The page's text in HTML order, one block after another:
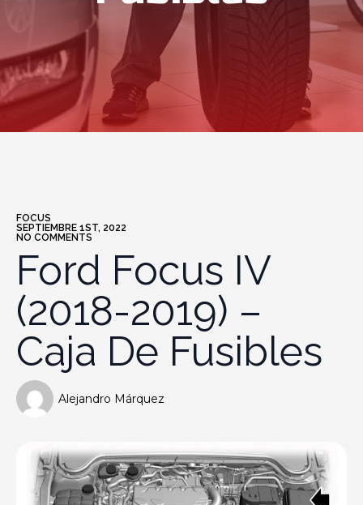
FOCUS
SEPTIEMBRE 1ST, 2022
NO COMMENTS
Ford Focus IV
(2018-2019) –
Caja De Fusibles
Alejandro Márquez